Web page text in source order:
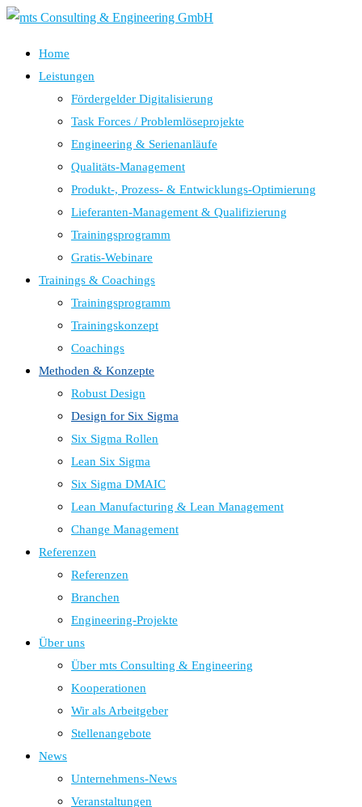
Home
Leistungen
Fördergelder Digitalisierung
Task Forces / Problemlöseprojekte
Engineering & Serienanläufe
Qualitäts-Management
Produkt-, Prozess- & Entwicklungs-Optimierung
Lieferanten-Management & Qualifizierung
Trainingsprogramm
Gratis-Webinare
Trainings & Coachings
Trainingsprogramm
Trainingskonzept
Coachings
Methoden & Konzepte
Robust Design
Design for Six Sigma
Six Sigma Rollen
Lean Six Sigma
Six Sigma DMAIC
Lean Manufacturing & Lean Management
Change Management
Referenzen
Referenzen
Branchen
Engineering-Projekte
Über uns
Über mts Consulting & Engineering
Kooperationen
Wir als Arbeitgeber
Stellenangebote
News
Unternehmens-News
Veranstaltungen